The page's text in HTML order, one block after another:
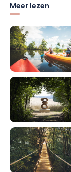
Meer lezen